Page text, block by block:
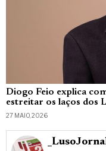
Diogo Feio explica
estreitar os laços dos
27 MAIO, 2026